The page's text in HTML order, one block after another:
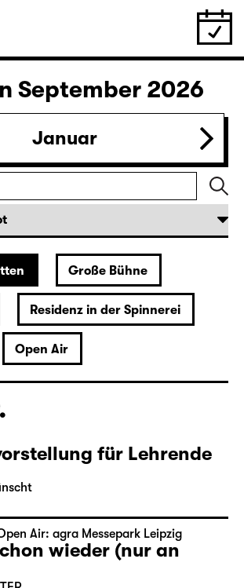
wieder (nur an
mit Texten von Liv Strömquist, Ada
argumentative Übung
Kames
2026
2026
für Lehrende